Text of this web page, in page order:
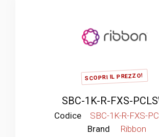
SCOPRI IL PREZZO!
SBC-1K-R-FXS-
Codice
SBC-1K-R-FXS-
Brand
Ribbon